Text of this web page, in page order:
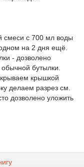
смеси с 700 мл воды
на 2 дня ещё.
- дозволено
бутылки.
крышкой
делаем разрез см.
дозволено уложить